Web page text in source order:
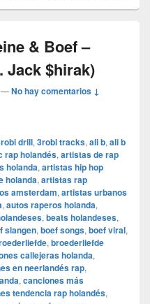
& Boef –
Jack $hirak)
—No hay comentarios ↓
drill, 3robi tracks, ali b, ali b
rap holandés, artistas de rap
holanda, artistas hip hop
holanda, artistas rap
amsterdam, artistas urbanos
, autos raperos holanda,
, beats holandeses,
slangen, boef songs, boef viral,
, broederliefde
callejeras holanda,
en neerlandés rap,
, canciones más
tendencia rap holandés,